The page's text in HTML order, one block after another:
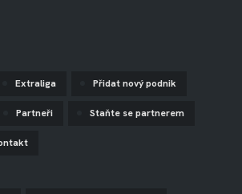
Extraliga Přidat nový podnik
Partneři Staňte se partnerem